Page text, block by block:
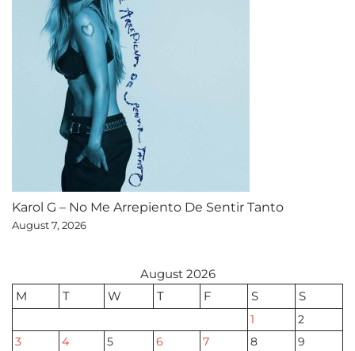
Karol G – No Me Arrepiento De Sentir Tanto
August 7, 2026
August 2026
M
T W T F S S
1
2
3
4 5 6 7 8
9